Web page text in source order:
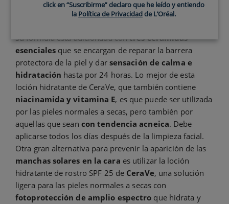
sólo pueden ocasionar manchas solares sino también
Su fórmula está adicionada contres ceramidas
esenciales que se encargan de reparar la barrera
protectora de la piel y dar sensación de calma e
hidratación hasta por 24 horas. Lo mejor de esta
loción hidratante de CeraVe, que también contiene
niacinamida y vitamina E, es que puede ser utilizada
por las pieles normales a secas, pero también por
aquellas que sean con tendencia acneica. Debe
aplicarse todos los días después de la limpieza facial.
Otra gran alternativa para prevenir la aparición de las
manchas solares en la cara es utilizar la loción
hidratante de rostro SPF 25 de CeraVe, una solución
ligera para las pieles normales a secas con
fotoprotección de amplio espectro que hidrata y
click en “Suscribirme” declaro que he leído y entiendo
la Política de Privacidadde L’Oréal.